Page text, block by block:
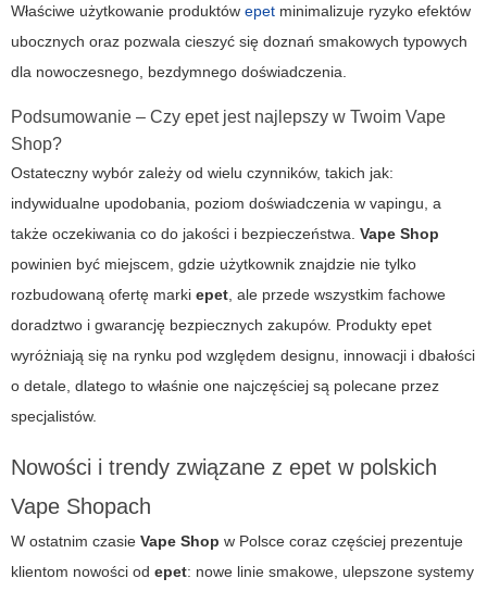
Właściwe użytkowanie produktów epet minimalizuje ryzyko efektów
ubocznych oraz pozwala cieszyć się doznań smakowych typowych
dla nowoczesnego, bezdymnego doświadczenia.
Podsumowanie – Czy epet jest najlepszy w Twoim Vape
Shop?
Ostateczny wybór zależy od wielu czynników, takich jak:
indywidualne upodobania, poziom doświadczenia w vapingu, a
także oczekiwania co do jakości i bezpieczeństwa. Vape Shop
powinien być miejscem, gdzie użytkownik znajdzie nie tylko
rozbudowaną ofertę marki epet , ale przede wszystkim fachowe
doradztwo i gwarancję bezpiecznych zakupów. Produkty epet
wyróżniają się na rynku pod względem designu, innowacji i dbałości
o detale, dlatego to właśnie one najczęściej są polecane przez
specjalistów.
Nowości i trendy związane z epet w polskich
Vape Shopach
W ostatnim czasie Vape Shop w Polsce coraz częściej prezentuje
klientom nowości od epet: nowe linie smakowe, ulepszone systemy